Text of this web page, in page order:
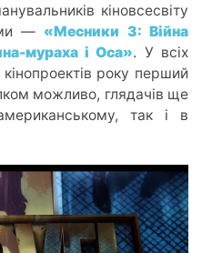
кіновсесвіту
— «Месники 3: Війна
мураха і Оса». У всіх
року перший
м можливо, глядачів ще
так і в